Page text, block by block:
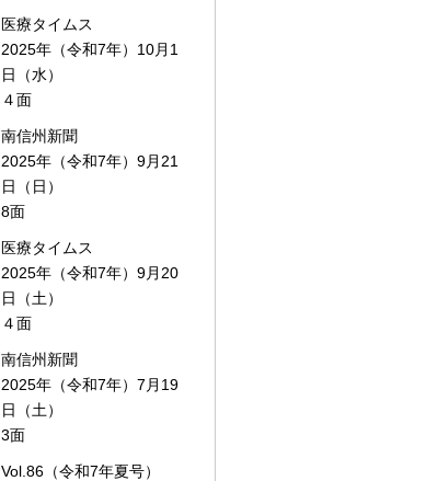
医療タイムス
2025年（令和7年）10月1
日（水）
４面
南信州新聞
2025年（令和7年）9月21
日（日）
8面
医療タイムス
2025年（令和7年）9月20
日（土）
４面
南信州新聞
2025年（令和7年）7月19
日（土）
3面
Vol.86（令和7年夏号）